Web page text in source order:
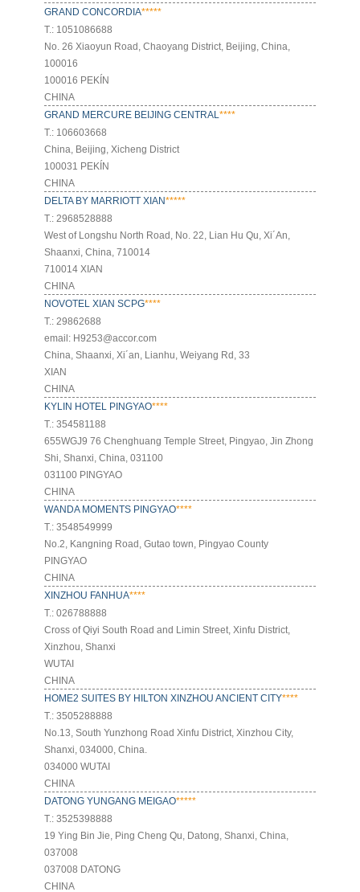
GRAND CONCORDIA*****
Т.: 1051086688
No. 26 Xiaoyun Road, Chaoyang District, Beijing, China,
100016
100016 PEKÍN
CHINA
GRAND MERCURE BEIJING CENTRAL ****
Т.: 106603668
China, Beijing, Xicheng District
100031 PEKÍN
CHINA
DELTA BY MARRIOTT XIAN*****
Т.: 2968528888
West of Longshu North Road, No. 22, Lian Hu Qu, Xi´An,
Shaanxi, China, 710014
710014 XIAN
CHINA
NOVOTEL XIAN SCPG****
Т.: 29862688
email: H9253@accor.com
China, Shaanxi, Xi´an, Lianhu, Weiyang Rd, 33
XIAN
CHINA
KYLIN HOTEL PINGYAO****
Т.: 354581188
655WGJ9 76 Chenghuang Temple Street, Pingyao, Jin Zhong
Shi, Shanxi, China, 031100
031100 PINGYAO
CHINA
WANDA MOMENTS PINGYAO****
Т.: 3548549999
No.2, Kangning Road, Gutao town, Pingyao County
PINGYAO
CHINA
XINZHOU FANHUA****
Т.: 026788888
Cross of Qiyi South Road and Limin Street, Xinfu District,
Xinzhou, Shanxi
WUTAI
CHINA
HOME2 SUITES BY HILTON XINZHOU ANCIENT CITY****
Т.: 3505288888
No.13, South Yunzhong Road Xinfu District, Xinzhou City,
Shanxi, 034000, China.
034000 WUTAI
CHINA
DATONG YUNGANG MEIGAO*****
Т.: 3525398888
19 Ying Bin Jie, Ping Cheng Qu, Datong, Shanxi, China,
037008
037008 DATONG
CHINA